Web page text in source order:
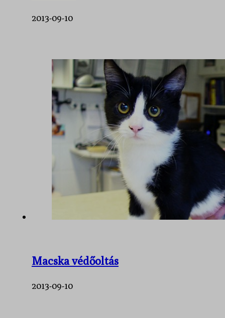
2013-09-10
Macska védőoltás
2013-09-10